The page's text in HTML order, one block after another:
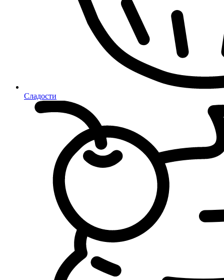
Сладости